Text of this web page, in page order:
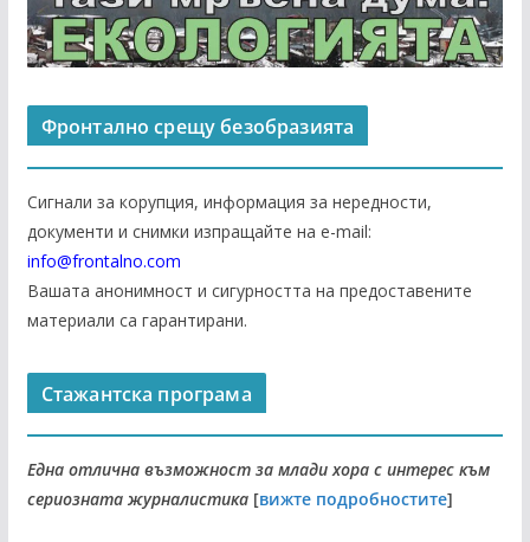
Фронтално срещу безобразията
Сигнали за корупция, информация за нередности,
документи и снимки изпращайте на е-mail:
info@frontalno.com
Вашата анонимност и сигурността на предоставените
материали са гарантирани.
Стажантска програма
Една отлична възможност за млади хора с интерес към
сериозната журналистика [вижте подробностите]